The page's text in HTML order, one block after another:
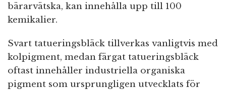
bärarvätska, kan innehålla upp till 100
kemikalier.
Svart tatueringsbläck tillverkas vanligtvis med
kolpigment, medan färgat tatueringsbläck
oftast innehåller industriella organiska
pigment som ursprungligen utvecklats för